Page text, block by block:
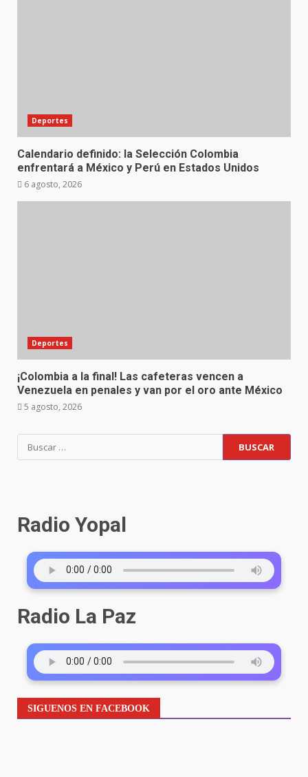
Deportes
Calendario definido: la Selección Colombia
enfrentará a México y Perú en Estados Unidos
6 agosto, 2026
Deportes
¡Colombia a la final! Las cafeteras vencen a
Venezuela en penales y van por el oro ante México
5 agosto, 2026
Buscar:
Radio Yopal
Radio La Paz
SIGUENOS EN FACEBOOK